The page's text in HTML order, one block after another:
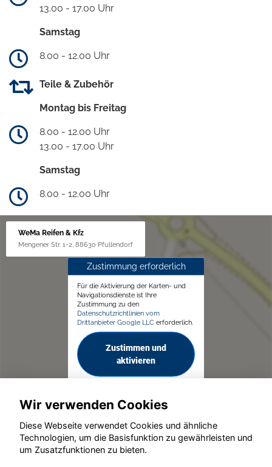
13.00 - 17.00 Uhr
Samstag
8.00 - 12.00 Uhr
Teile & Zubehör
Montag bis Freitag
8.00 - 12.00 Uhr
13.00 - 17.00 Uhr
Samstag
8.00 - 12.00 Uhr
WeMa Reifen & Kfz
Mengener Str. 1-2, 88630 Pfullendorf
Zustimmung erforderlich
Für die Aktivierung der Karten- und
Navigationsdienste ist Ihre
Zustimmung zu den
Datenschutzrichtlinien vom
Drittanbieter Google LLC erforderlich.
Zustimmen und
aktivieren
© konjunkturmotor.de GmbH 2020 - 2026
Wir verwenden Cookies
Diese Webseite verwendet Cookies und ähnliche
Technologien, um die Basisfunktion zu gewährleisten und
um Zusatzfunktionen zu bieten.